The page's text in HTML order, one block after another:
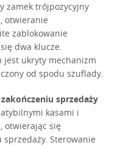
zamek trójpozycyjny
otwieranie
zablokowanie
dwa klucze.
jest ukryty mechanizm
od spodu szuflady.
sprzedaży
kasami i
otwierając się
Sterowanie